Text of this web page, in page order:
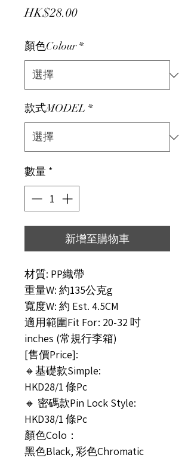
HK$28.00價格
顏色Colour *
款式MODEL *
數量 *
新增至購物車
材質: PP織帶
重量W: 約135公克g
寬度W: 約 Est. 4.5CM
適用範圍Fit For: 20-32 吋
inches (常規行李箱)
[售價Price]:
🔸基礎款Simple:
HKD28/1 條Pc
🔸 密碼款Pin Lock Style:
HKD38/1 條Pc
顏色Colo：
黑色Black, 彩色Chromatic